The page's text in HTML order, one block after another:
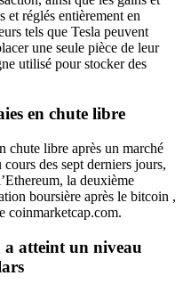
et réglés entièrement en
tels que Tesla peuvent
une seule pièce de leur
utilisé pour stocker des
en chute libre
chute libre après un marché
des sept derniers jours,
la deuxième
boursière après le bitcoin ,
coinmarketcap.com.
atteint un niveau